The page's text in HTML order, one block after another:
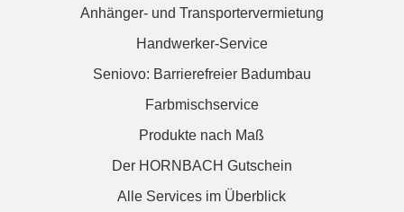
Anhänger- und Transportervermietung
Handwerker-Service
Seniovo: Barrierefreier Badumbau
Farbmischservice
Produkte nach Maß
Der HORNBACH Gutschein
Alle Services im Überblick